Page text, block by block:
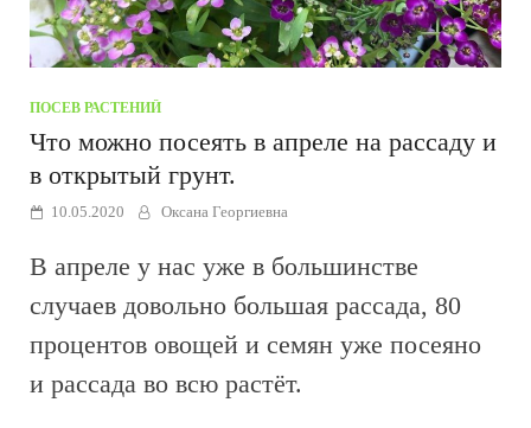
ПОСЕВ РАСТЕНИЙ
Что можно посеять в апреле на рассаду и
в открытый грунт.
10.05.2020 Оксана Георгиевна
В апреле у нас уже в большинстве
случаев довольно большая рассада, 80
процентов овощей и семян уже посеяно
и рассада во всю растёт.